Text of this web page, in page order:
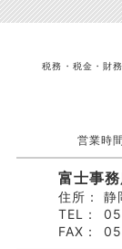
税務・税金・財
営業時
富士事
住所：
静
TEL：
FAX：